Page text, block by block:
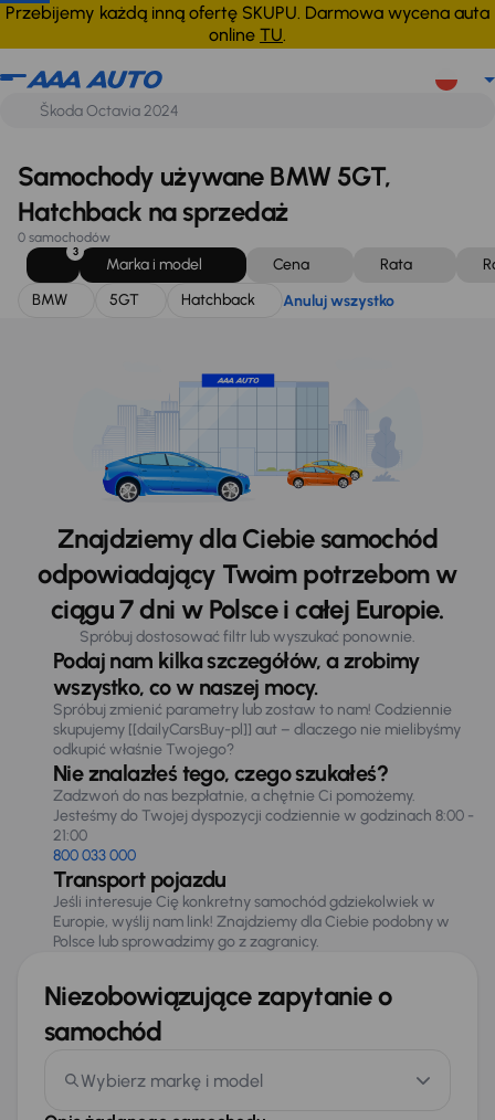
Przebijemy każdą inną ofertę SKUPU. Darmowa wycena auta
online TU.
BMW 5GT Hatchback Anuluj wszystko
Samochody używane BMW 5GT,
Hatchback na sprzedaż
0 samochodów
3
Marka i model Cena Rata
BMW
5GT Hatchback Anuluj wszystko
Znajdziemy dla Ciebie samochód
odpowiadający Twoim potrzebom w
ciągu 7 dni w Polsce i całej Europie.
Spróbuj dostosować filtr lub wyszukać ponownie.
Podaj nam kilka szczegółów, a zrobimy
wszystko, co w naszej mocy.
Spróbuj zmienić parametry lub zostaw to nam! Codziennie
skupujemy [[dailyCarsBuy-pl]] aut – dlaczego nie mielibyśmy
odkupić właśnie Twojego?
Nie znalazłeś tego, czego szukałeś?
Zadzwoń do nas bezpłatnie, a chętnie Ci pomożemy.
Jesteśmy do Twojej dyspozycji codziennie w godzinach 8:00 -
21:00
800 033 000
Transport pojazdu
Jeśli interesuje Cię konkretny samochód gdziekolwiek w
Europie, wyślij nam link! Znajdziemy dla Ciebie podobny w
Polsce lub sprowadzimy go z zagranicy.
Niezobowiązujące zapytanie o
samochód
Wybierz markę i model